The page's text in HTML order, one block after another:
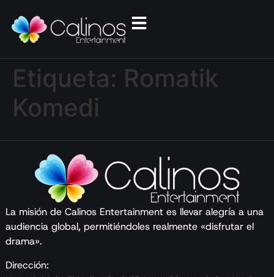
Etiqueta: Romatik
Komedi
La misión de Calinos Entertainment es llevar alegría a una
audiencia global, permitiéndoles realmente «disfrutar el
drama».
Dirección: